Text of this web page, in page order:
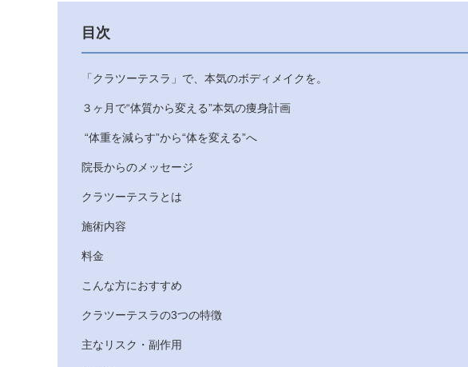
目次
「クラツーテスラ」で、本気のボディメイクを。
３ヶ月で“体質から変える”本気の痩身計画
“体重を減らす”から“体を変える”へ
院長からのメッセージ
クラツーテスラとは
施術内容
料金
こんな方におすすめ
クラツーテスラの3つの特徴
主なリスク・副作用